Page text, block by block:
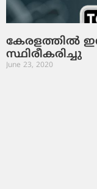
കേരളത്തിൽ
സ്ഥിരീകരിച്ചു
June 23, 2020